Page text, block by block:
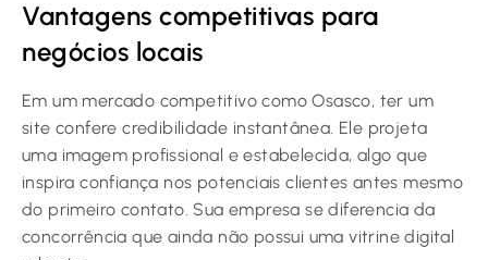
Vantagens competitivas para
negócios locais
Em um mercado competitivo como Osasco, ter um
site confere credibilidade instantânea. Ele projeta
uma imagem profissional e estabelecida, algo que
inspira confiança nos potenciais clientes antes mesmo
do primeiro contato. Sua empresa se diferencia da
concorrência que ainda não possui uma vitrine digital